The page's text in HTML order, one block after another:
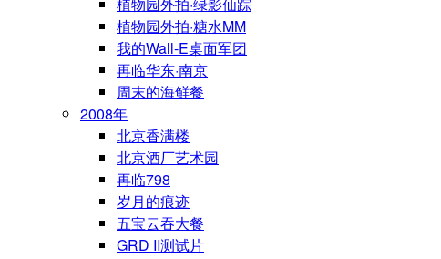
植物园外拍·绿影仙踪
植物园外拍·糖水MM
我的Wall-E桌面军团
再临华东·南京
周末的海鲜餐
2008年
北京香满楼
北京酒厂艺术园
再临798
岁月的痕迹
五宝云吞大餐
GRD II测试片